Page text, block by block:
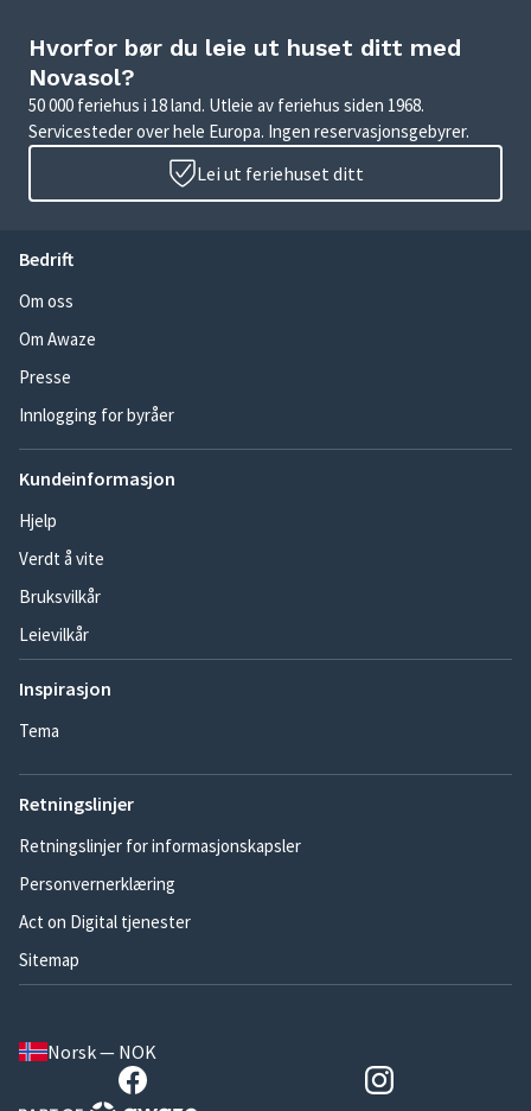
Hvorfor bør du leie ut huset ditt med
Novasol?
50 000 feriehus i 18 land. Utleie av feriehus siden 1968.
Servicesteder over hele Europa. Ingen reservasjonsgebyrer.
Lei ut feriehuset ditt
Bedrift
Om oss
Om Awaze
Presse
Innlogging for byråer
Kundeinformasjon
Hjelp
Verdt å vite
Bruksvilkår
Leievilkår
Inspirasjon
Tema
Retningslinjer
Retningslinjer for informasjonskapsler
Personvernerklæring
Act on Digital tjenester
Sitemap
Norsk — NOK